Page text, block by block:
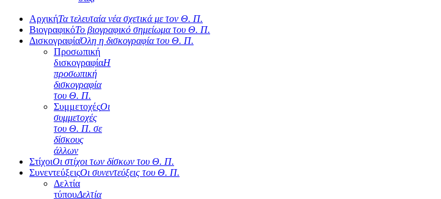
ΑρχικήΤα τελευταία νέα σχετικά με τον Θ. Π.
ΒιογραφικόΤο βιογραφικό σημείωμα του Θ. Π.
ΔισκογραφίαΌλη η δισκογραφία του Θ. Π.
Προσωπική
δισκογραφίαΗ
προσωπική
δισκογραφία
του Θ. Π.
ΣυμμετοχέςΟι
συμμετοχές
του Θ. Π. σε
δίσκους
άλλων
ΣτίχοιΟι στίχοι των δίσκων του Θ. Π.
ΣυνεντεύξειςΟι συνεντεύξεις του Θ. Π.
Δελτία
τύπουΔελτία